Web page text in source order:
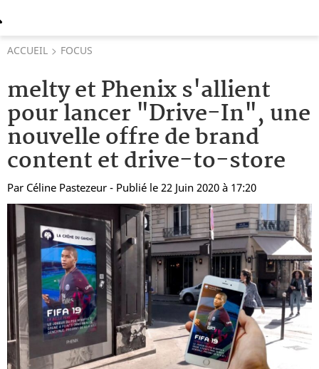
ACCUEIL FOCUS
melty et Phenix s'allient
pour lancer "Drive-In", une
nouvelle offre de brand
content et drive-to-store
Par Céline Pastezeur - Publié le 22 Juin 2020 à 17:20